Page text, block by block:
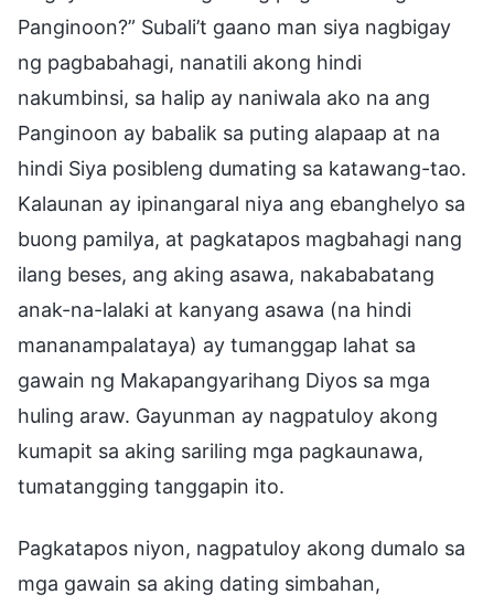
Panginoon?” Subali’t gaano man siya nagbigay
ng pagbabahagi, nanatili akong hindi
nakumbinsi, sa halip ay naniwala ako na ang
Panginoon ay babalik sa puting alapaap at na
hindi Siya posibleng dumating sa katawang-tao.
Kalaunan ay ipinangaral niya ang ebanghelyo sa
buong pamilya, at pagkatapos magbahagi nang
ilang beses, ang aking asawa, nakababatang
anak-na-lalaki at kanyang asawa (na hindi
mananampalataya) ay tumanggap lahat sa
gawain ng Makapangyarihang Diyos sa mga
huling araw. Gayunman ay nagpatuloy akong
kumapit sa aking sariling mga pagkaunawa,
tumatangging tanggapin ito.
Pagkatapos niyon, nagpatuloy akong dumalo sa
mga gawain sa aking dating simbahan,